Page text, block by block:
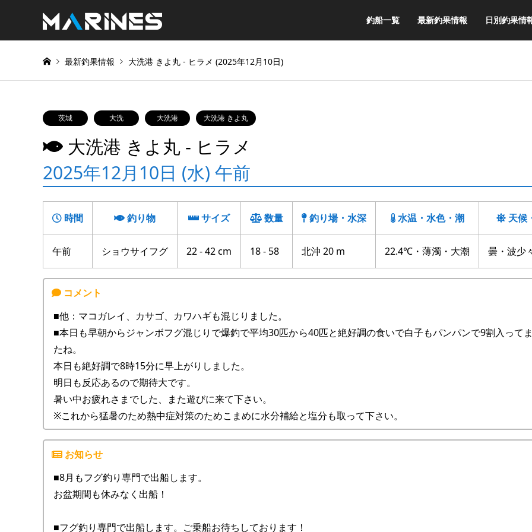
釣船一覧 最新釣果情報 日別釣果情
最新釣果情報 大洗港 きよ丸 ‐ ヒラメ (2025年12月10日)
茨城 大洗 大洗港 大洗港 きよ丸
大洗港 きよ丸 ‐ ヒラメ
2025年12月10日 (水) 午前
時間 釣り物 サイズ 数量 釣り場・水深 水温・水色・潮 天候
午前 ショウサイフグ 22 - 42 cm 18 - 58 北沖 20 m 22.4℃・薄濁・大潮 曇・波少
■他：マコガレイ、カサゴ、カワハギも混じりました。
■本日も早朝からジャンボフグ混じりで爆釣で平均30匹から40匹と絶好調の食いで白子もパンパンで9割入って
たね。
本日も絶好調で8時15分に早上がりしました。
明日も反応あるので期待大です。
暑い中お疲れさまでした、また遊びに来て下さい。
※これから猛暑のため熱中症対策のためこまめに水分補給と塩分も取って下さい。
■8月もフグ釣り専門で出船します。
お盆期間も休みなく出船！
■フグ釣り専門で出船します。ご乗船お待ちしております！